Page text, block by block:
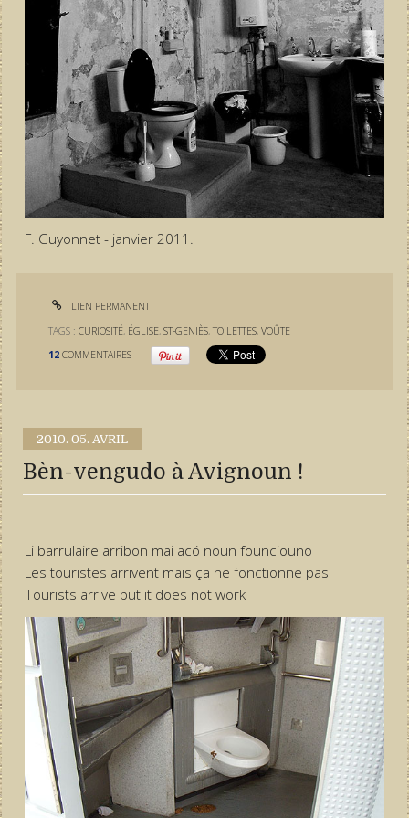
F. Guyonnet - janvier 2011.
LIEN PERMANENT
TAGS :CURIOSITÉ, ÉGLISE,ST-GENIÈS,TOILETTES,VOÛTE
12 COMMENTAIRES
2010. 05. AVRIL
Bèn-vengudo à Avignoun !
Li barrulaire arribon mai acó noun founciouno
Les touristes arrivent mais ça ne fonctionne pas
Tourists arrive but it does not work